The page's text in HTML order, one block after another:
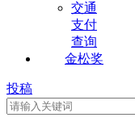
交通
支付
查询
金松奖
投稿